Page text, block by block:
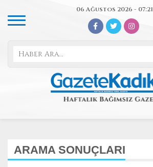
06 Ağustos 2026 - 07:21
ARAMA SONUÇLARI